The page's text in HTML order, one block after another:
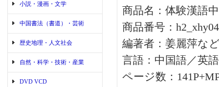
小説・漫画・文学
中国書法（書道）・芸術
歴史地理・人文社会
自然・科学・技術・産業
DVD VCD
商品名：体験漢語
商品番号：
編著者：姜麗萍な
言語：中国語／英語
ページ数：